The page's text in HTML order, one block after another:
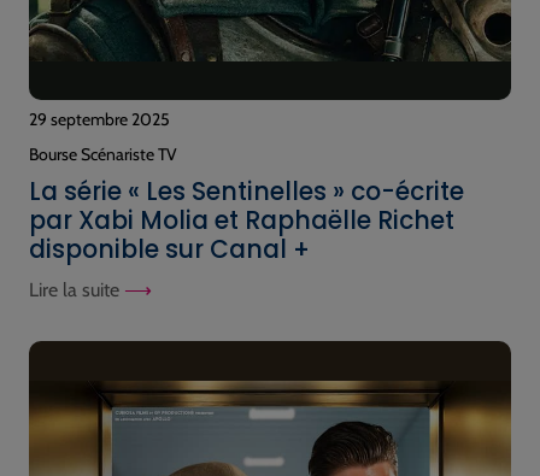
29 septembre 2025
Bourse Scénariste TV
La série « Les Sentinelles » co-écrite
par Xabi Molia et Raphaëlle Richet
disponible sur Canal +
Lire la suite